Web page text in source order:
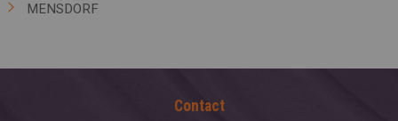
MENSDORF
Contact